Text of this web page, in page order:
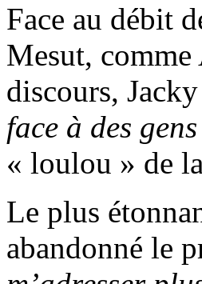
Face au débit
Mesut, comme
discours,
face à des
« loulou » de
Le plus
abandonné le